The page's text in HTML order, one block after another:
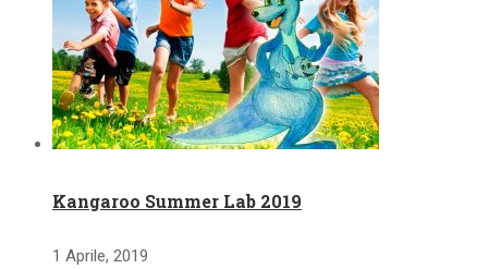
Kangaroo Summer Lab 2019
1 Aprile, 2019